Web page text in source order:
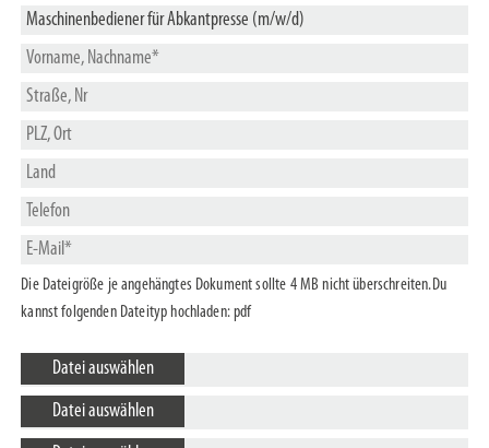
Die Dateigröße je angehängtes Dokument sollte 4 MB nicht überschreiten.Du
kannst folgenden Dateityp hochladen: pdf